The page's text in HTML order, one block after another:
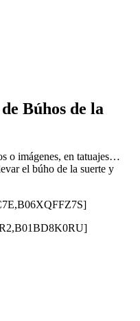
Búhos de la
o imágenes, en tatuajes…
el búho de la suerte y